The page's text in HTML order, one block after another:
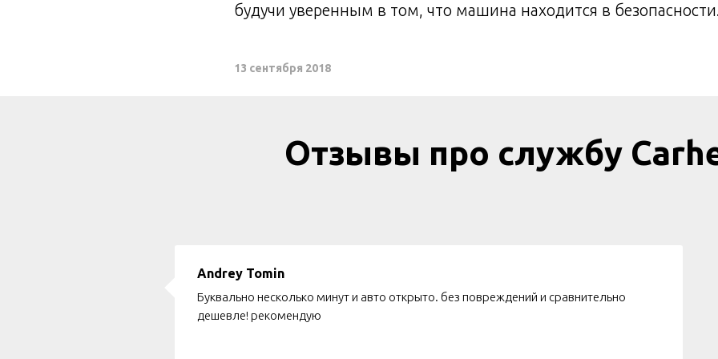
будучи уверенным в том, что машина находится в безопасности.
13 сентября 2018
Отзывы про службу
Andrey Tomin
Буквально несколько минут и авто открыто. без повреждений и сравнительно
дешевле! рекомендую